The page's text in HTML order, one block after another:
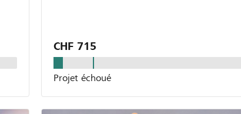
CHF 715
Projet échoué